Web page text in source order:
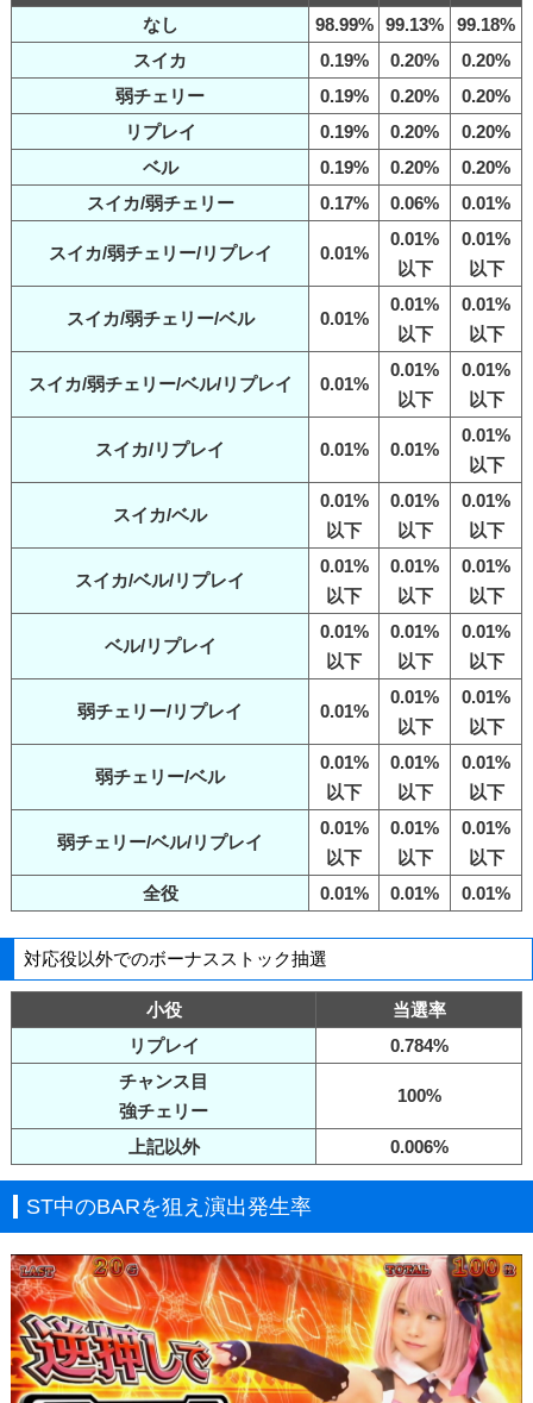
なし
98.99% 99.13%
99.18%
スイカ
0.19% 0.20%
0.20%
弱チェリー
0.19% 0.20%
0.20%
リプレイ
0.19% 0.20%
0.20%
ベル
0.19% 0.20%
0.20%
スイカ/弱チェリー
0.17% 0.06% 0.01%
スイカ/弱チェリー/リプレイ 0.01%
0.01%
以下
0.01%
以下
スイカ/弱チェリー/ベル 0.01%
0.01%
以下
0.01%
以下
スイカ/弱チェリー/ベル/リプレイ 0.01%
0.01%
以下
0.01%
以下
スイカ/リプレイ 0.01% 0.01%
0.01%
以下
スイカ/ベル
0.01%
以下
0.01%
以下
0.01%
以下
スイカ/ベル/リプレイ
0.01%
以下
0.01%
以下
0.01%
以下
ベル/リプレイ
0.01%
以下
0.01%
以下
0.01%
以下
弱チェリー/リプレイ 0.01%
0.01%
以下
0.01%
以下
弱チェリー/ベル
0.01%
以下
0.01%
以下
0.01%
以下
弱チェリー/ベル/リプレイ
0.01%
以下
0.01%
以下
0.01%
以下
全役
0.01% 0.01% 0.01%
対応役以外でのボーナスストック抽選
小役
当選率
リプレイ
0.784%
チャンス目
強チェリー
100%
上記以外 0.006%
ST中のBARを狙え演出発生率